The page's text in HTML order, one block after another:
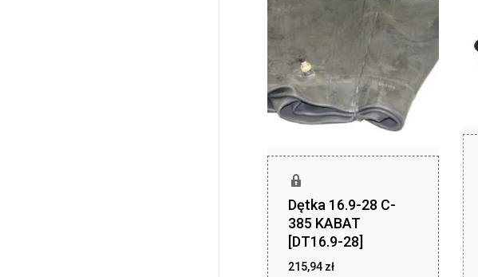
Dętka 16.9-28 C-
385 KABAT
[DT16.9-28]
215,94 zł